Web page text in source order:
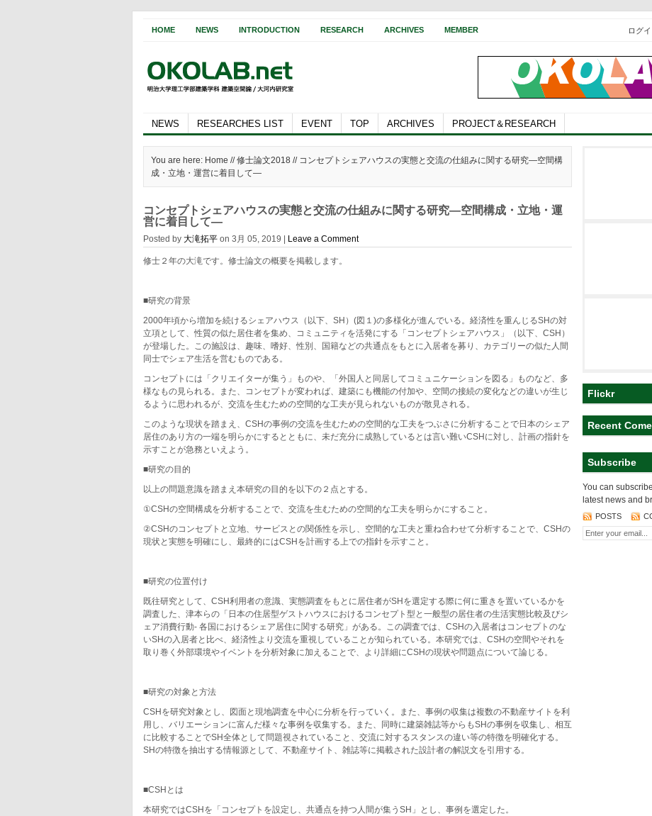
HOME NEWS INTRODUCTION RESEARCH ARCHIVES MEMBER ログ
NEWS RESEARCHES LIST EVENT TOP ARCHIVES PROJECT＆RESEARCH
You are here: Home //修士論文2018 // コンセプトシェアハウスの実態と交流の仕組みに関する研究—空間構
成・立地・運営に着目して—
コンセプトシェアハウスの実態と交流の仕組みに関する研究—空間構成・立地・運
営に着目して—
Posted by 大滝拓平 on 3月 05, 2019 | Leave a Comment
修士２年の大滝です。修士論文の概要を掲載します。
■研究の背景
2000年頃から増加を続けるシェアハウス（以下、SH）(図１)の多様化が進んでいる。経済性を重んじるSHの対
立項として、性質の似た居住者を集め、コミュニティを活発にする「コンセプトシェアハウス」（以下、CSH）
が登場した。この施設は、趣味、嗜好、性別、国籍などの共通点をもとに入居者を募り、カテゴリーの似た人間
同士でシェア生活を営むものである。
コンセプトには「クリエイターが集う」ものや、「外国人と同居してコミュニケーションを図る」ものなど、多
様なもの見られる。また、コンセプトが変われば、建築にも機能の付加や、空間の接続の変化などの違いが生じ
るように思われるが、交流を生むための空間的な工夫が見られないものが散見される。
このような現状を踏まえ、CSHの事例の交流を生むための空間的な工夫をつぶさに分析することで日本のシェア
居住のあり方の一端を明らかにするとともに、未だ充分に成熟しているとは言い難いCSHに対し、計画の指針を
示すことが急務といえよう。
■研究の目的
以上の問題意識を踏まえ本研究の目的を以下の２点とする。
①CSHの空間構成を分析することで、交流を生むための空間的な工夫を明らかにすること。
②CSHのコンセプトと立地、サービスとの関係性を示し、空間的な工夫と重ね合わせて分析することで、CSHの
現状と実態を明確にし、最終的にはCSHを計画する上での指針を示すこと。
■研究の位置付け
既往研究として、CSH利用者の意識、実態調査をもとに居住者がSHを選定する際に何に重きを置いているかを
調査した、津本らの「日本の住居型ゲストハウスにおけるコンセプト型と一般型の居住者の生活実態比較及びシ
ェア消費行動- 各国におけるシェア居住に関する研究」がある。この調査では、CSHの入居者はコンセプトのな
いSHの入居者と比べ、経済性より交流を重視していることが知られている。本研究では、CSHの空間やそれを
取り巻く外部環境やイベントを分析対象に加えることで、より詳細にCSHの現状や問題点について論じる。
■研究の対象と方法
CSHを研究対象とし、図面と現地調査を中心に分析を行っていく。また、事例の収集は複数の不動産サイトを利
用し、バリエーションに富んだ様々な事例を収集する。また、同時に建築雑誌等からもSHの事例を収集し、相互
に比較することでSH全体として問題視されていること、交流に対するスタンスの違い等の特徴を明確化する。
SHの特徴を抽出する情報源として、不動産サイト、雑誌等に掲載された設計者の解説文を引用する。
■CSHとは
本研究ではCSHを「コンセプトを設定し、共通点を持つ人間が集うSH」とし、事例を選定した。
Flickr
Recent
Subscribe
You can
latest news and
POSTS